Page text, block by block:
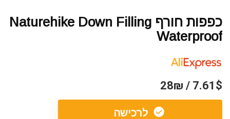
כפפות חורף Naturehike Down Filling
Waterproof
7.61$ / 28₪
לרכישה